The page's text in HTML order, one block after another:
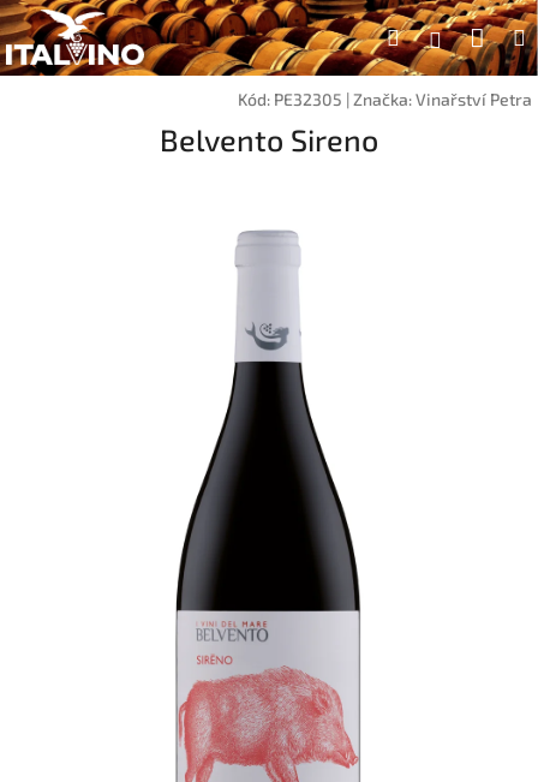
Přejít
na
obsah
Hledat
Kód: PE32305 |Značka:Vinařství Petra
Belvento Sireno